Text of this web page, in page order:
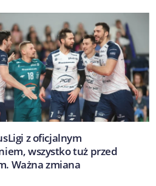
z oficjalnym
wszystko tuż przed
Ważna zmiana